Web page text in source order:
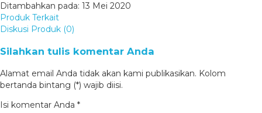
Ditambahkan pada: 13 Mei 2020
Produk Terkait
Diskusi Produk (0)
Silahkan tulis komentar Anda
Alamat email Anda tidak akan kami publikasikan. Kolom
bertanda bintang (*) wajib diisi.
Isi komentar Anda *